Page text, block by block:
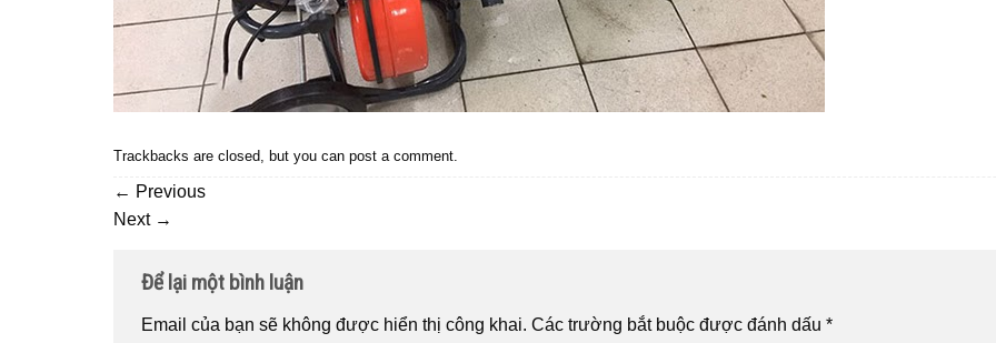
Trackbacks are closed, but you can post a comment.
← Previous
Next →
Để lại một bình luận
Email của bạn sẽ không được hiển thị công khai. Các trường bắt buộc được đánh dấu *